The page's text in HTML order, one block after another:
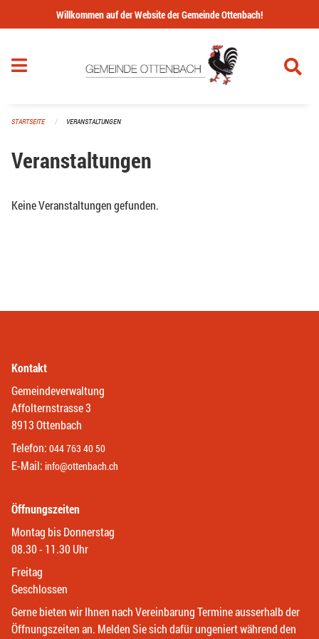
Navigation überspringen
Willkommen auf der Website der Gemeinde Ottenbach!
STARTSEITE VERANSTALTUNGEN
Veranstaltungen
Keine Veranstaltungen gefunden.
Kontakt
Gemeindeverwaltung
Affolternstrasse 3
8913 Ottenbach
Telefon: 044 763 40 50
E-Mail: info@ottenbach.ch
Öffnungszeiten
Montag bis Donnerstag
08.30 - 11.30 Uhr
Freitag
Geschlossen
Gerne bieten wir Ihnen nach Vereinbarung Termine ausserhalb der
Öffnungszeiten an. Melden Sie sich dafür ungeniert während den